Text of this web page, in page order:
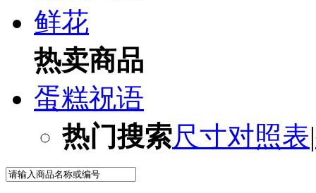
鲜花
热卖商品
蛋糕祝语
热门搜索尺寸对照表|